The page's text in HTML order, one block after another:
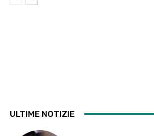
ULTIME NOTIZIE